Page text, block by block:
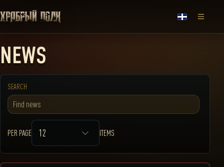
NEWS
SEARCH
PER PAGE 12 ITEMS